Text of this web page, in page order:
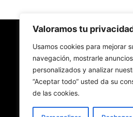
Valoramos tu
Usamos cookies para mejorar
navegación, mostrarle
personalizados y analizar
“Aceptar todo” usted da su
de las cookies.
Redes
Una mirada
- Colectivos de